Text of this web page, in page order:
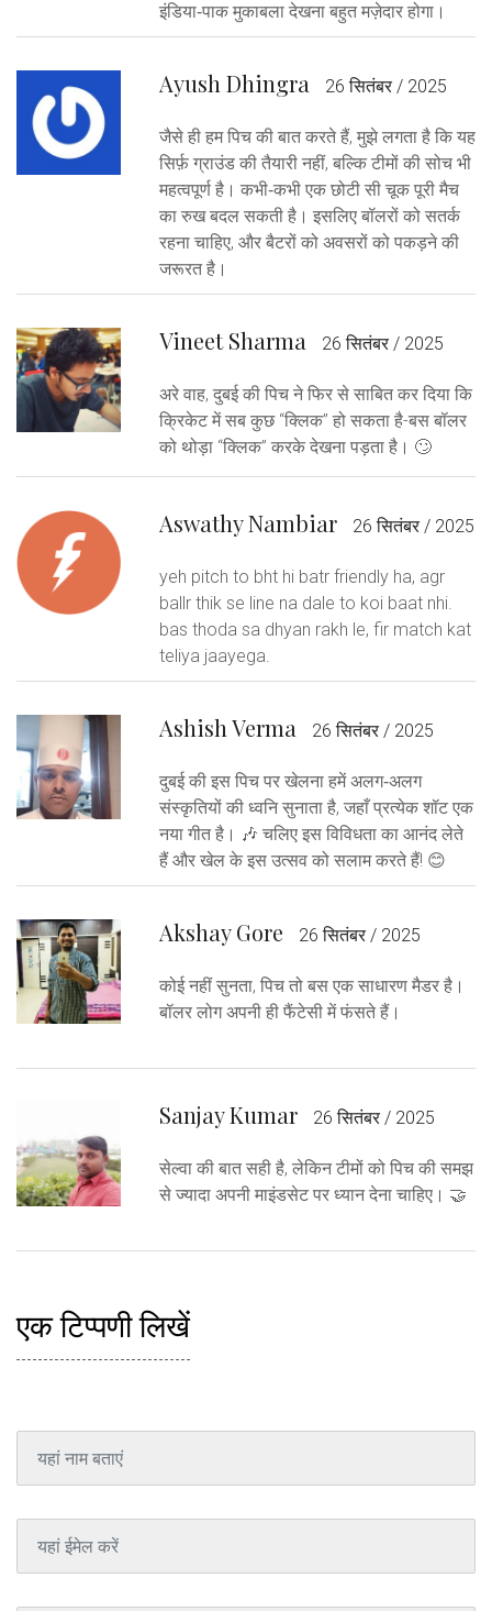
इंडिया‑पाक मुकाबला देखना बहुत मज़ेदार होगा।
Ayush Dhingra 26 सितंबर / 2025
जैसे ही हम पिच की बात करते हैं, मुझे लगता है कि यह
सिर्फ़ ग्राउंड की तैयारी नहीं, बल्कि टीमों की सोच भी
महत्वपूर्ण है। कभी‑कभी एक छोटी सी चूक पूरी मैच
का रुख बदल सकती है। इसलिए बॉलरों को सतर्क
रहना चाहिए, और बैटरों को अवसरों को पकड़ने की
जरूरत है।
Vineet Sharma 26 सितंबर / 2025
अरे वाह, दुबई की पिच ने फिर से साबित कर दिया कि
क्रिकेट में सब कुछ “क्लिक” हो सकता है-बस बॉलर
को थोड़ा “क्लिक” करके देखना पड़ता है। 🙄
Aswathy Nambiar 26 सितंबर / 2025
yeh pitch to bht hi batr friendly ha, agr
ballr thik se line na dale to koi baat nhi.
bas thoda sa dhyan rakh le, fir match kat
teliya jaayega.
Ashish Verma 26 सितंबर / 2025
दुबई की इस पिच पर खेलना हमें अलग‑अलग
संस्कृतियों की ध्वनि सुनाता है, जहाँ प्रत्येक शॉट एक
नया गीत है। 🎶 चलिए इस विविधता का आनंद लेते
हैं और खेल के इस उत्सव को सलाम करते हैं! 😊
Akshay Gore 26 सितंबर / 2025
कोई नहीं सुनता, पिच तो बस एक साधारण मैडर है।
बॉलर लोग अपनी ही फैंटेसी में फंसते हैं।
Sanjay Kumar 26 सितंबर / 2025
सेल्वा की बात सही है, लेकिन टीमों को पिच की समझ
से ज्यादा अपनी माइंडसेट पर ध्यान देना चाहिए। 🤝
एक टिप्पणी लिखें